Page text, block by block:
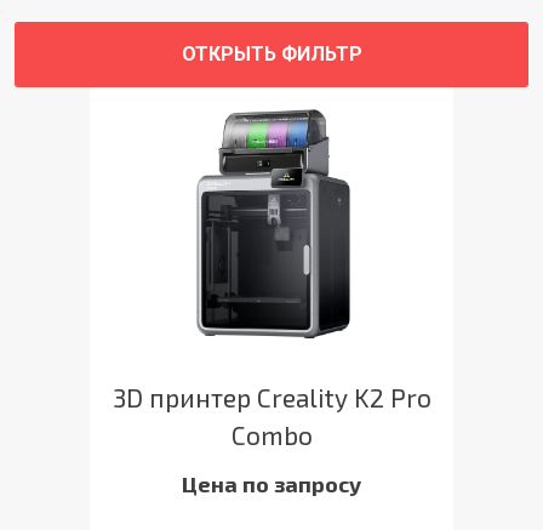
ОТКРЫТЬ ФИЛЬТР
3D принтер Creality K2 Pro
Combo
Цена по запросу